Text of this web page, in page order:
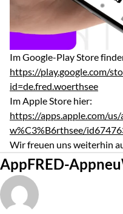
Im Google-Play Store
https://play.google.com/
id=de.fred.woerthsee
Im Apple Store hier:
https://apps.apple.com/
w%C3%B6rthsee/
Wir freuen uns weiterhin
Tags
AppFRED-Appneu